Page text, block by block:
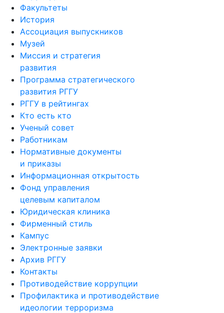
Факультеты
История
Ассоциация выпускников
Музей
Миссия и стратегия
развития
Программа стратегического
развития РГГУ
РГГУ в рейтингах
Кто есть кто
Ученый совет
Работникам
Нормативные документы
и приказы
Информационная открытость
Фонд управления
целевым капиталом
Юридическая клиника
Фирменный стиль
Кампус
Электронные заявки
Архив РГГУ
Контакты
Противодействие коррупции
Профилактика и противодействие
идеологии терроризма